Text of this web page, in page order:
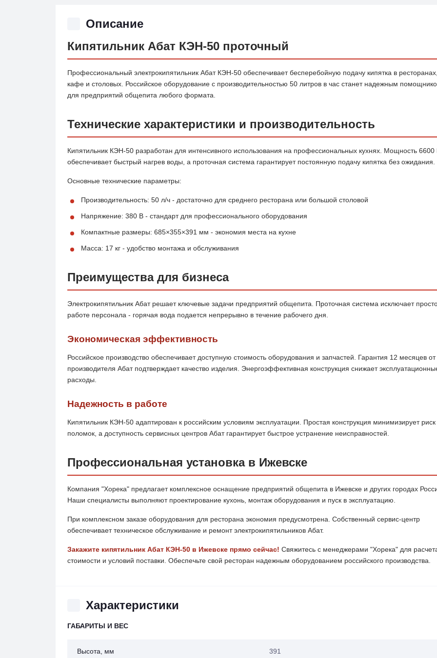
Описание
Кипятильник Абат КЭН-50 проточный
Профессиональный электрокипятильник Абат КЭН-50 обеспечивает бесперебойную подачу кипятка в ресторанах,
кафе и столовых. Российское оборудование с производительностью 50 литров в час станет надежным
для предприятий общепита любого формата.
Технические характеристики и производительность
Кипятильник КЭН-50 разработан для интенсивного использования на профессиональных кухнях. Мощность 6600
обеспечивает быстрый нагрев воды, а проточная система гарантирует постоянную подачу кипятка без ожидания.
Основные технические параметры:
Производительность: 50 л/ч - достаточно для среднего ресторана или большой столовой
Напряжение: 380 В - стандарт для профессионального оборудования
Компактные размеры: 685×355×391 мм - экономия места на кухне
Масса: 17 кг - удобство монтажа и обслуживания
Преимущества для бизнеса
Электрокипятильник Абат решает ключевые задачи предприятий общепита. Проточная система исключает
работе персонала - горячая вода подается непрерывно в течение рабочего дня.
Экономическая эффективность
Российское производство обеспечивает доступную стоимость оборудования и запчастей. Гарантия 12 месяцев от
производителя Абат подтверждает качество изделия. Энергоэффективная конструкция снижает
расходы.
Надежность в работе
Кипятильник КЭН-50 адаптирован к российским условиям эксплуатации. Простая конструкция минимизирует риск
поломок, а доступность сервисных центров Абат гарантирует быстрое устранение неисправностей.
Профессиональная установка в Ижевске
Компания "Хорека" предлагает комплексное оснащение предприятий общепита в Ижевске и других городах
Наши специалисты выполняют проектирование кухонь, монтаж оборудования и пуск в эксплуатацию.
При комплексном заказе оборудования для ресторана экономия предусмотрена. Собственный сервис-центр
обеспечивает техническое обслуживание и ремонт электрокипятильников Абат.
Закажите кипятильник Абат КЭН-50 в Ижевске прямо сейчас! Свяжитесь с менеджерами "Хорека" для
стоимости и условий поставки. Обеспечьте свой ресторан надежным оборудованием российского производства.
Характеристики
ГАБАРИТЫ И ВЕС
Высота, мм 391